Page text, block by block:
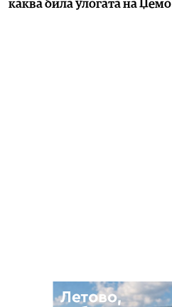
каква била улогата на Џемо